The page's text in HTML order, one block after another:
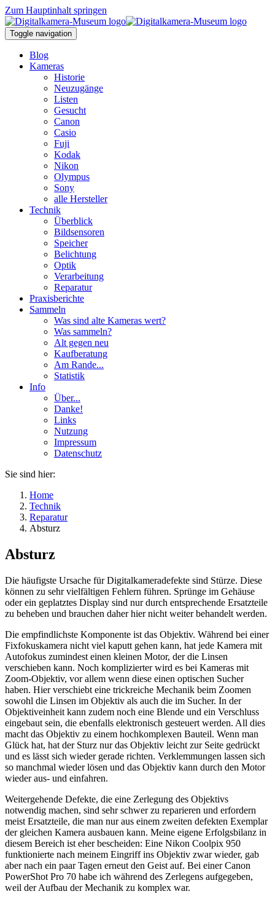
Zum Hauptinhalt springen
Toggle navigation
Blog
Kameras
Historie
Neuzugänge
Listen
Gesucht
Canon
Casio
Fuji
Kodak
Nikon
Olympus
Sony
alle Hersteller
Technik
Überblick
Bildsensoren
Speicher
Belichtung
Optik
Verarbeitung
Reparatur
Praxisberichte
Sammeln
Was sind alte Kameras wert?
Was sammeln?
Alt gegen neu
Kaufberatung
Am Rande...
Statistik
Info
Über...
Danke!
Links
Nutzung
Impressum
Datenschutz
Sie sind hier:
Home
Technik
Reparatur
Absturz
Absturz
Die häufigste Ursache für Digitalkameradefekte sind Stürze. Diese
können zu sehr vielfältigen Fehlern führen. Sprünge im Gehäuse
oder ein geplatztes Display sind nur durch entsprechende Ersatzteile
zu beheben und brauchen daher hier nicht weiter behandelt werden.
Die empfindlichste Komponente ist das Objektiv. Während bei einer
Fixfokuskamera nicht viel kaputt gehen kann, hat jede Kamera mit
Autofokus zumindest einen kleinen Motor, der die Linsen
verschieben kann. Noch komplizierter wird es bei Kameras mit
Zoom-Objektiv, vor allem wenn diese einen optischen Sucher
haben. Hier verschiebt eine trickreiche Mechanik beim Zoomen
sowohl die Linsen im Objektiv als auch die im Sucher. In der
Objektiveinheit kann zudem noch eine Blende und ein Verschluss
eingebaut sein, die ebenfalls elektronisch gesteuert werden. All dies
macht das Objektiv zu einem hochkomplexen Bauteil. Wenn man
Glück hat, hat der Sturz nur das Objektiv leicht zur Seite gedrückt
und es lässt sich wieder gerade richten. Verklemmungen lassen sich
so manchmal wieder lösen und das Objektiv kann durch den Motor
wieder aus- und einfahren.
Weitergehende Defekte, die eine Zerlegung des Objektivs
notwendig machen, sind sehr schwer zu reparieren und erfordern
meist Ersatzteile, die man nur aus einem zweiten defekten Exemplar
der gleichen Kamera ausbauen kann. Meine eigene Erfolgsbilanz in
diesem Bereich ist eher bescheiden: Eine Nikon Coolpix 950
funktionierte nach meinem Eingriff ins Objektiv zwar wieder, gab
aber nach ein paar Tagen erneut den Geist auf. Bei einer Canon
PowerShot Pro 70 habe ich während des Zerlegens aufgegeben,
weil der Aufbau der Mechanik zu komplex war.